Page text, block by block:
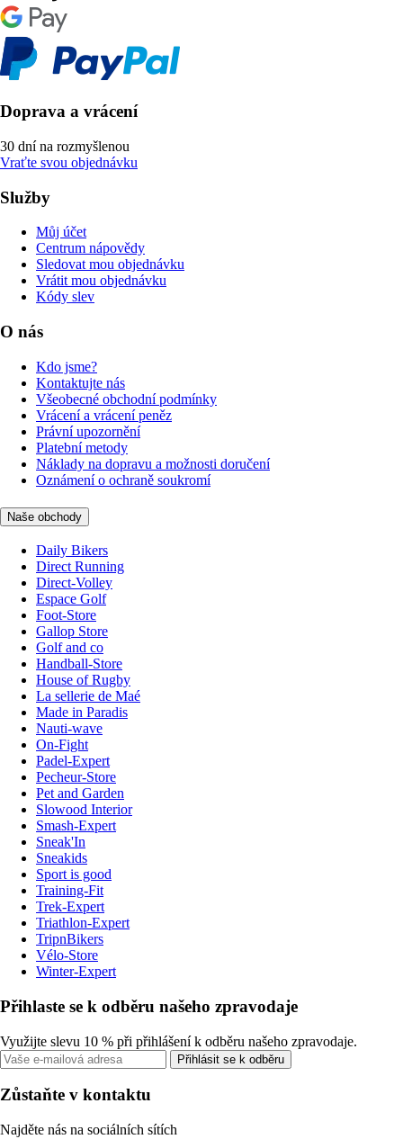
Doprava a vrácení
30 dní na rozmyšlenou
Vraťte svou objednávku
Služby
Můj účet
Centrum nápovědy
Sledovat mou objednávku
Vrátit mou objednávku
Kódy slev
O nás
Kdo jsme?
Kontaktujte nás
Všeobecné obchodní podmínky
Vrácení a vrácení peněz
Právní upozornění
Platební metody
Náklady na dopravu a možnosti doručení
Oznámení o ochraně soukromí
Naše obchody
Daily Bikers
Direct Running
Direct-Volley
Espace Golf
Foot-Store
Gallop Store
Golf and co
Handball-Store
House of Rugby
La sellerie de Maé
Made in Paradis
Nauti-wave
On-Fight
Padel-Expert
Pecheur-Store
Pet and Garden
Slowood Interior
Smash-Expert
Sneak'In
Sneakids
Sport is good
Training-Fit
Trek-Expert
Triathlon-Expert
TripnBikers
Vélo-Store
Winter-Expert
Přihlaste se k odběru našeho zpravodaje
Využijte slevu 10 % při přihlášení k odběru našeho zpravodaje.
Přihlásit se k odběru
Zůstaňte v kontaktu
Najděte nás na sociálních sítích